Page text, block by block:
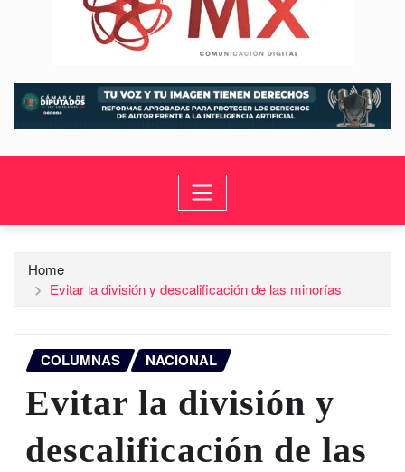
Home
Evitar la división y descalificación de las minorías
COLUMNAS NACIONAL
Evitar la división y
descalificación de las